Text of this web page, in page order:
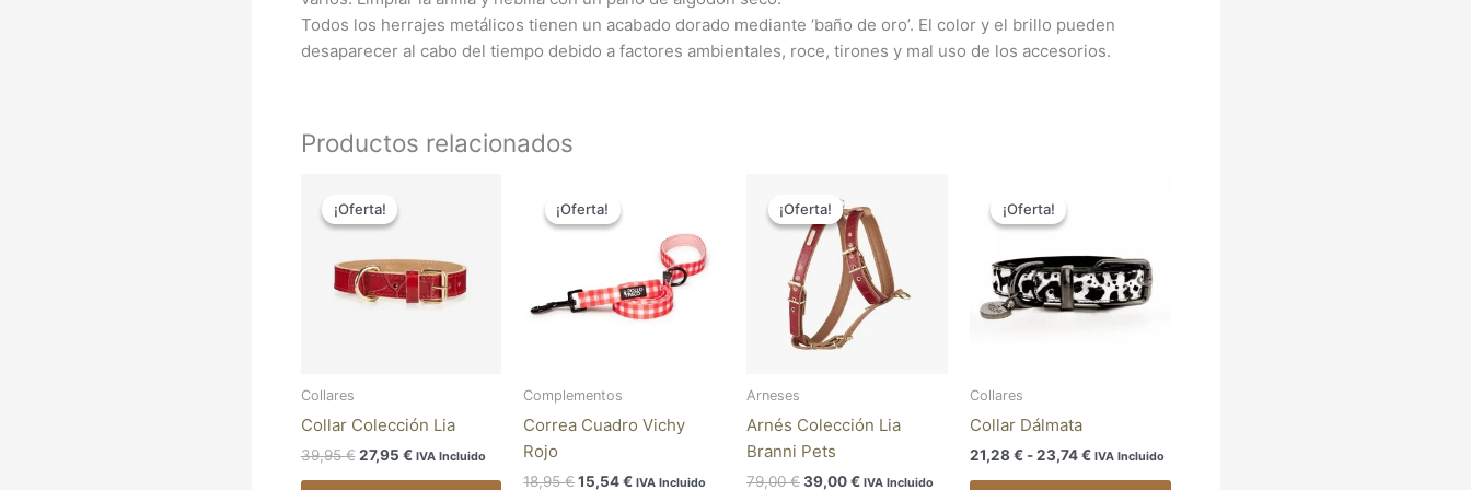
Todos los herrajes metálicos tienen un acabado dorado mediante ‘baño de oro’. El color y el brillo pueden
desaparecer al cabo del tiempo debido a factores ambientales, roce, tirones y mal uso de los accesorios.
Productos relacionados
¡Oferta!
¡Oferta!
Collares
Collar Colección Lia
39,95€
precio
original
39,95 €.
27,95 €
27,95 €.
IVA Incluido
producto
variantes.
pueden
elegir
¡Oferta!
¡Oferta!
Complementos
Correa Cuadro Vichy
Rojo
18,95€
precio
original
15,54€
15,54 €.
IVA Incluido
¡Oferta!
¡Oferta!
Arneses
Arnés Colección Lia
Branni Pets
79,00€
precio
original
era:
79,00 €.
39,00€
actual
es:
39,00 €.
IVA Incluido
producto
múltiples
variantes.
pueden
elegir
¡Oferta!
¡Oferta!
Collares
Collar Dálmata
21,28€ - 23,74€
21,28 €
hasta
23,74 €
IVA Incluido